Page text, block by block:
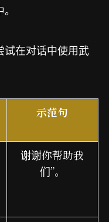
试在对话中使用武
示范句
谢谢你帮助我
们”。